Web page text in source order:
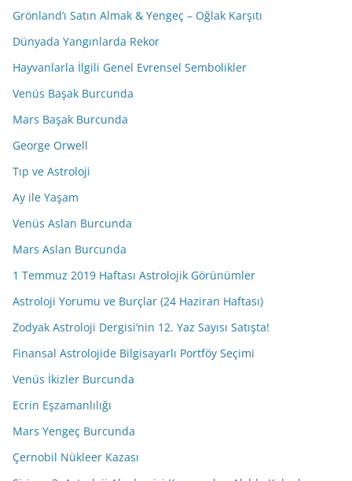
Grönland’ı Satın Almak & Yengeç – Oğlak Karşıtı
Dünyada Yangınlarda Rekor
Hayvanlarla İlgili Genel Evrensel Sembolikler
Venüs Başak Burcunda
Mars Başak Burcunda
George Orwell
Tıp ve Astroloji
Ay ile Yaşam
Venüs Aslan Burcunda
Mars Aslan Burcunda
1 Temmuz 2019 Haftası Astrolojik Görünümler
Astroloji Yorumu ve Burçlar (24 Haziran Haftası)
Zodyak Astroloji Dergisi’nin 12. Yaz Sayısı Satışta!
Finansal Astrolojide Bilgisayarlı Portföy Seçimi
Venüs İkizler Burcunda
Ecrin Eşzamanlılığı
Mars Yengeç Burcunda
Çernobil Nükleer Kazası